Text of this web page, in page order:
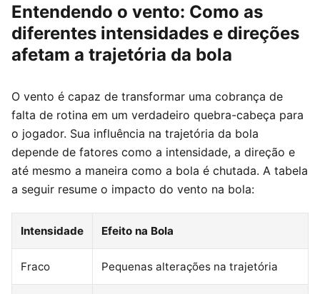
Entendendo o vento: Como as
diferentes intensidades e direções
afetam a trajetória da bola
O vento é capaz de transformar uma cobrança de
falta de rotina em um verdadeiro quebra-cabeça para
o jogador. Sua influência na trajetória da bola
depende de fatores como a intensidade, a direção e
até mesmo a maneira como a bola é chutada. A tabela
a seguir resume o impacto do vento na bola:
Intensidade Efeito na Bola
Fraco Pequenas alterações na trajetória